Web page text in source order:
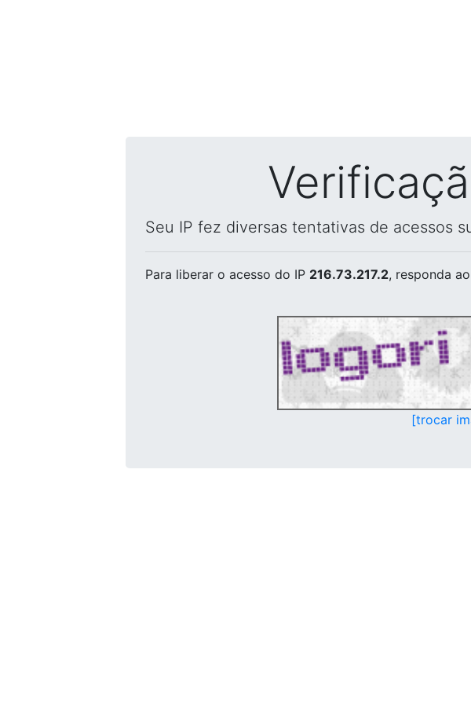
Seu IP fez diversas tentativas de acessos
Para liberar o acesso do IP 216.73.217.2, responda
[trocar